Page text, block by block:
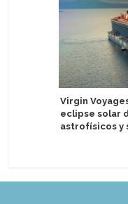
Virgin
eclipse solar
astrofísicos y